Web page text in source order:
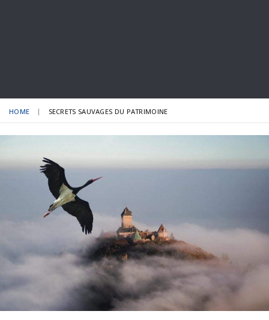
HOME SECRETS SAUVAGES DU PATRIMOINE